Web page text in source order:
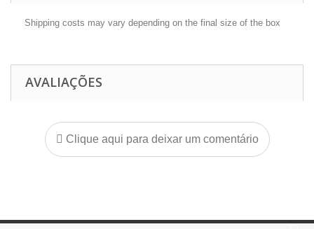
Shipping costs may vary depending on the final size of the box
AVALIAÇÕES
Clique aqui para deixar um comentário